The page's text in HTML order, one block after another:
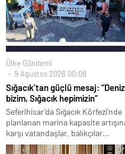
Ülke Gündemi
9 Ağustos 2026 00:08
Sığacık’tan güçlü mesaj: “Deniz
bizim, Sığacık hepimizin”
Seferihisar’da Sığacık Körfezi’nde
planlanan marina kapasite
karşı vatandaşlar, balıkçılar...